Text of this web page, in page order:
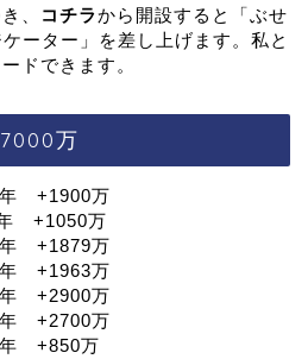
、 コチラから開設すると「ぶせ
ーター」を差し上げます。私と
ドできます。
万
+1900万
+1050万
+1879万
+1963万
+2900万
+2700万
+850万